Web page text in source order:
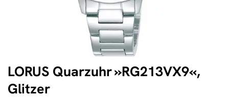
LORUS Quarzuhr »RG213VX9«,
Glitzer